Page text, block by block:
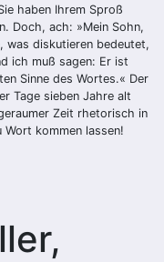
haben Ihrem Sproß
Doch, ach: »Mein Sohn,
was diskutieren bedeutet,
ich muß sagen: Er ist
Sinne des Wortes.« Der
Tage sieben Jahre alt
Zeit rhetorisch in
kommen lassen!